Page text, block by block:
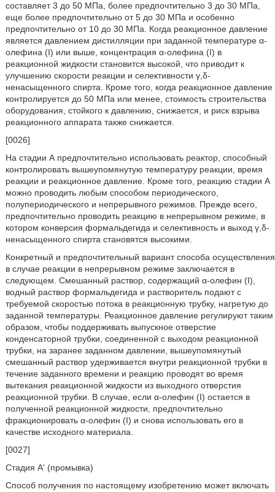
составляет 3 до 50 МПа, более предпочтительно 3 до 30 МПа,
еще более предпочтительно от 5 до 30 МПа и особенно
предпочтительно от 10 до 30 МПа. Когда реакционное давление
является давлением дистилляции при заданной температуре α-
олефина (I) или выше, концентрация α-олефина (I) в
реакционной жидкости становится высокой, что приводит к
улучшению скорости реакции и селективности γ,δ-
ненасыщенного спирта. Кроме того, когда реакционное давление
контролируется до 50 МПа или менее, стоимость строительства
оборудования, стойкого к давлению, снижается, и риск взрыва
реакционного аппарата также снижается.
[0026]
На стадии А предпочтительно использовать реактор, способный
контролировать вышеупомянутую температуру реакции, время
реакции и реакционное давление. Кроме того, реакцию стадии А
можно проводить любым способом периодического,
полупериодического и непрерывного режимов. Прежде всего,
предпочтительно проводить реакцию в непрерывном режиме, в
котором конверсия формальдегида и селективность и выход γ,δ-
ненасыщенного спирта становятся высокими.
Конкретный и предпочтительный вариант способа осуществления
в случае реакции в непрерывном режиме заключается в
следующем. Смешанный раствор, содержащий α-олефин (I),
водный раствор формальдегида и растворитель подают с
требуемой скоростью потока в реакционную трубку, нагретую до
заданной температуры. Реакционное давление регулируют таким
образом, чтобы поддерживать выпускное отверстие
конденсаторной трубки, соединенной с выходом реакционной
трубки, на заранее заданном давлении, вышеупомянутый
смешанный раствор удерживается внутри реакционной трубки в
течение заданного времени и реакцию проводят во время
вытекания реакционной жидкости из выходного отверстия
реакционной трубки. В случае, если α-олефин (I) остается в
полученной реакционной жидкости, предпочтительно
фракционировать α-олефин (I) и снова использовать его в
качестве исходного материала.
[0027]
Стадия A' (промывка)
Способ получения по настоящему изобретению может включать